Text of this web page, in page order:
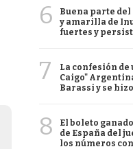
6
Buena parte
y amarilla de
fuertes y
7
La confesión de
Caigo"
Barassi y se
8
El boleto
de España del
los números